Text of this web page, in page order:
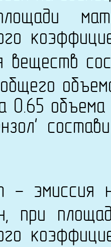
веществ
0.65
- эмиссия
при